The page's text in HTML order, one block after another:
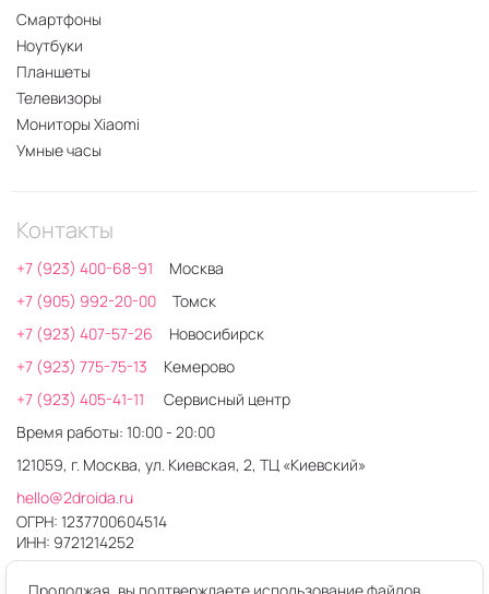
Смартфоны
Ноутбуки
Планшеты
Телевизоры
Мониторы Xiaomi
Умные часы
Контакты
+7 (923) 400-68-91
Москва
+7 (905) 992-20-00
Томск
+7 (923) 407-57-26
Новосибирск
+7 (923) 775-75-13
Кемерово
+7 (923) 405-41-11
Сервисный центр
Время работы: 10:00 - 20:00
121059, г. Москва, ул. Киевская, 2, ТЦ «Киевский»
hello@2droida.ru
ОГРН: 1237700604514
ИНН: 9721214252